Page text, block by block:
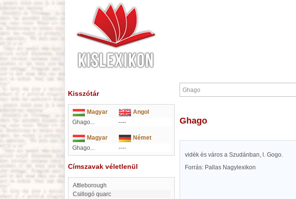
Kisszótár
Magyar
Angol
Ghago...
----
Magyar
Német
Ghago...
----
Címszavak véletlenül
Attleborough
Csillogó quarc
Ghago
vidék és város a Szudánban, l. Gogo.
Forrás: Pallas Nagylexikon